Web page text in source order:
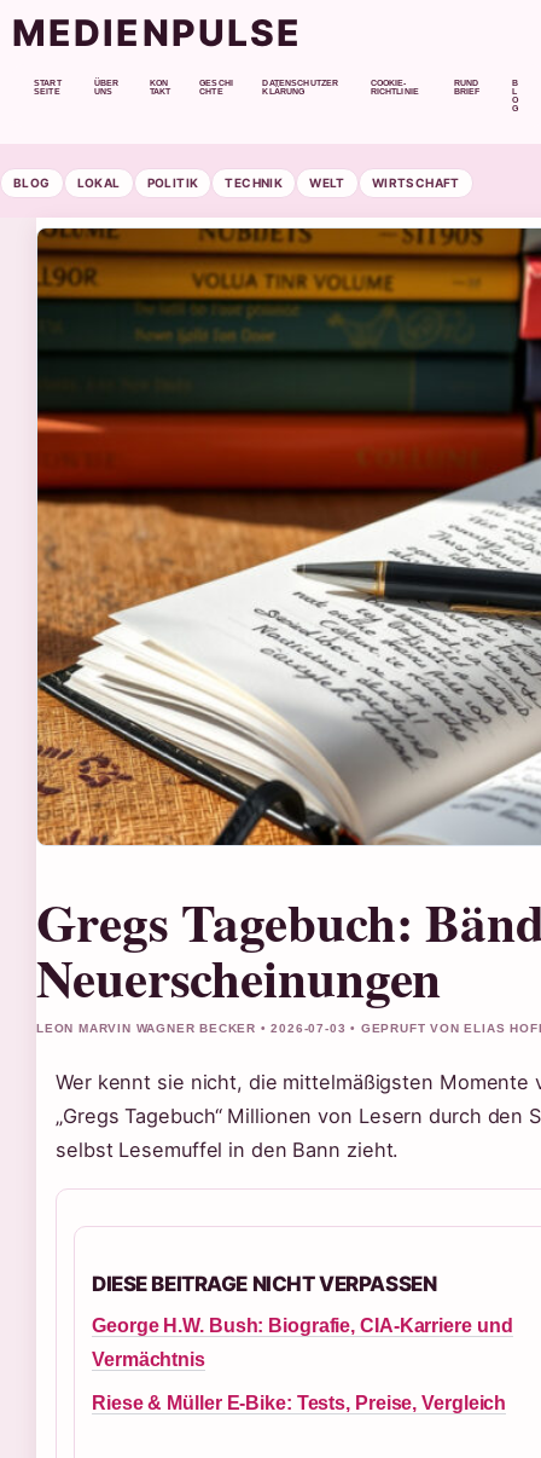
MEDIENPULSE
START
SEITE
ÜBER
UNS
KON
TAKT
GESCHI
CHTE
DATENSCHUTZER
KLÄRUNG
COOKIE-
RICHTLINIE
RUND
BRIEF
B
O
G
BLOG LOKAL POLITIK TECHNIK WELT WIRTSCHAFT
Gregs Tagebuch:
Neuerscheinungen
LEON MARVIN WAGNER BECKER • 2026-07-03 • GEPRUFT VON ELIAS
Wer kennt sie nicht, die mittelmäßigsten
„Gregs Tagebuch“ Millionen von Lesern durch
selbst Lesemuffel in den Bann zieht.
DIESE BEITRAGE NICHT VERPASSEN
George H.W. Bush: Biografie, CIA-Karriere und
Vermächtnis
Riese & Müller E-Bike: Tests, Preise, Vergleich